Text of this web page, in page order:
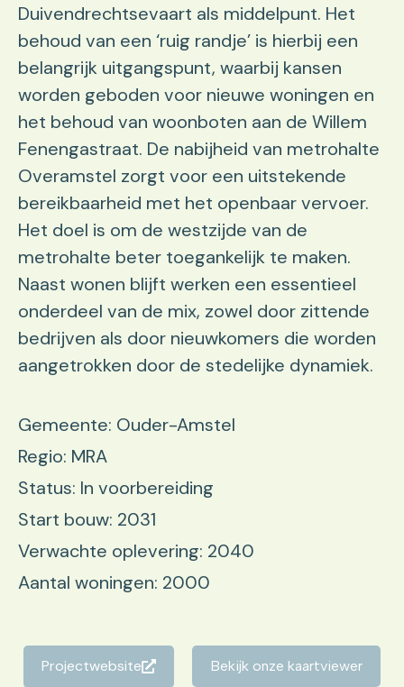
Duivendrechtsevaart als middelpunt. Het
behoud van een ‘ruig randje’ is hierbij een
belangrijk uitgangspunt, waarbij kansen
worden geboden voor nieuwe woningen en
het behoud van woonboten aan de Willem
Fenengastraat. De nabijheid van metrohalte
Overamstel zorgt voor een uitstekende
bereikbaarheid met het openbaar vervoer.
Het doel is om de westzijde van de
metrohalte beter toegankelijk te maken.
Naast wonen blijft werken een essentieel
onderdeel van de mix, zowel door zittende
bedrijven als door nieuwkomers die worden
aangetrokken door de stedelijke dynamiek.
Gemeente: Ouder-Amstel
Regio: MRA
Status: In voorbereiding
Start bouw: 2031
Verwachte oplevering: 2040
Aantal woningen: 2000
Projectwebsite Bekijk onze kaartviewer